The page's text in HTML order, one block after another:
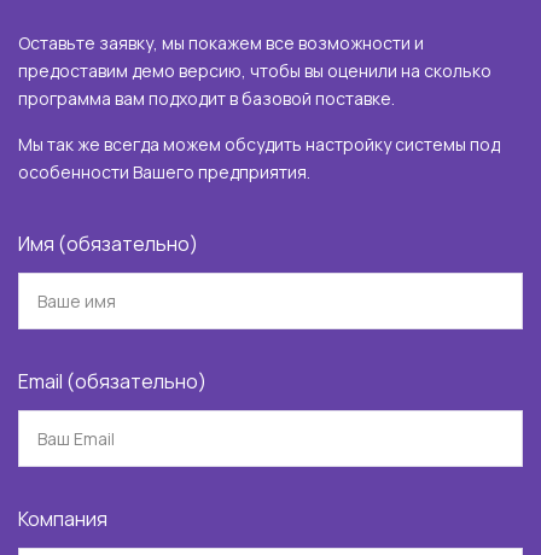
Оставьте заявку, мы покажем все возможности и
предоставим демо версию, чтобы вы оценили на сколько
программа вам подходит в базовой поставке.
Мы так же всегда можем обсудить настройку системы под
особенности Вашего предприятия.
Имя (обязательно)
Email (обязательно)
Компания